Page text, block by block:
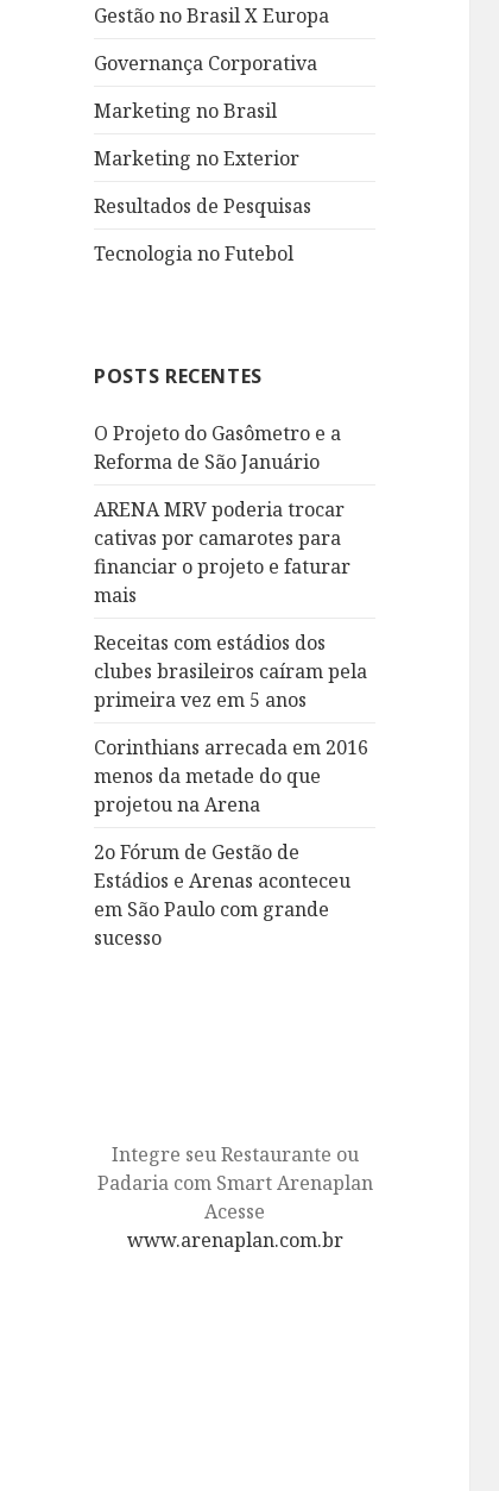
Gestão no Brasil X Europa
Governança Corporativa
Marketing no Brasil
Marketing no Exterior
Resultados de Pesquisas
Tecnologia no Futebol
POSTS RECENTES
O Projeto do Gasômetro e a
Reforma de São Januário
ARENA MRV poderia trocar
cativas por camarotes para
financiar o projeto e faturar
mais
Receitas com estádios dos
clubes brasileiros caíram pela
primeira vez em 5 anos
Corinthians arrecada em 2016
menos da metade do que
projetou na Arena
2o Fórum de Gestão de
Estádios e Arenas aconteceu
em São Paulo com grande
sucesso
Integre seu Restaurante ou
Padaria com Smart Arenaplan
Acesse
www.arenaplan.com.br